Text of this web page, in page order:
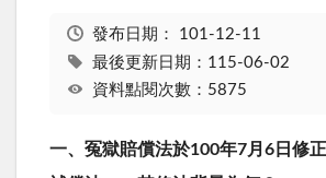
發布日期： 101-12-11
最後更新日期：115-06-02
資料點閱次數：5875
一、冤獄賠償法於100年7月6日修